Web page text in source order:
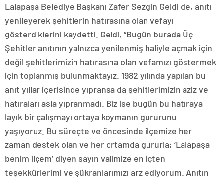
Lalapaşa Belediye Başkanı Zafer Sezgin Geldi de, anıtı
yenileyerek şehitlerin hatırasına olan vefayı
gösterdiklerini kaydetti. Geldi, “Bugün burada Üç
Şehitler anıtının yalnızca yenilenmiş haliyle açmak için
değil şehitlerimizin hatırasına olan vefamızı göstermek
için toplanmış bulunmaktayız. 1982 yılında yapılan bu
anıt yıllar içerisinde yıpransa da şehitlerimizin aziz ve
hatıraları asla yıpranmadı. Biz ise bugün bu hatıraya
layık bir çalışmayı ortaya koymanın gururunu
yaşıyoruz. Bu süreçte ve öncesinde ilçemize her
zaman destek olan ve her ortamda gururla; ‘Lalapaşa
benim ilçem’ diyen sayın valimize en içten
teşekkürlerimi ve şükranlarımızı arz ediyorum. Anıtın